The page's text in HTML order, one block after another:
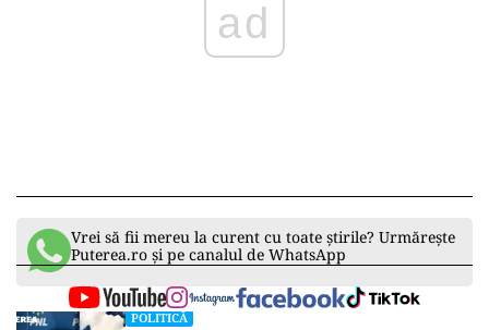
ad
Vrei să fii mereu la curent cu toate știrile? Urmărește
Puterea.ro și pe canalul de WhatsApp
POLITICĂ